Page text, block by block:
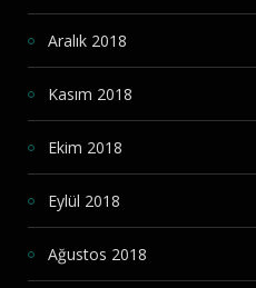
Aralık 2018
Kasım 2018
Ekim 2018
Eylül 2018
Ağustos 2018